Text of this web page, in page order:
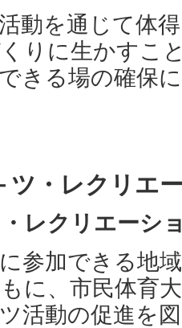
動を通じて体
りに生かすこ
きる場の確保
・レクリエ
・レクリエーシ
参加できる地
に、市民体育
活動の促進を